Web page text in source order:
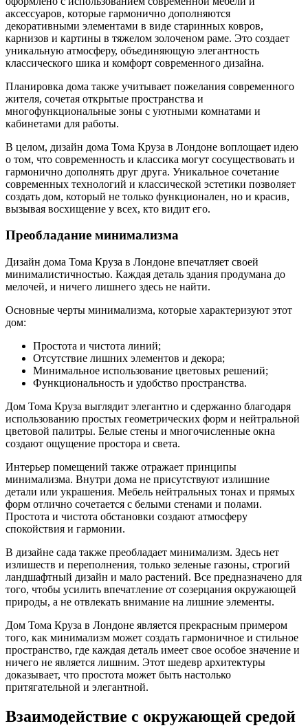
аксессуаров, которые гармонично дополняются
декоративными элементами в виде старинных ковров,
карнизов и картины в тяжелом золоченом раме. Это создает
уникальную атмосферу, объединяющую элегантность
классического шика и комфорт современного дизайна.
Планировка дома также учитывает пожелания современного
жителя, сочетая открытые пространства и
многофункциональные зоны с уютными комнатами и
кабинетами для работы.
В целом, дизайн дома Тома Круза в Лондоне воплощает идею
о том, что современность и классика могут сосуществовать и
гармонично дополнять друг друга. Уникальное сочетание
современных технологий и классической эстетики позволяет
создать дом, который не только функционален, но и красив,
вызывая восхищение у всех, кто видит его.
Преобладание минимализма
Дизайн дома Тома Круза в Лондоне впечатляет своей
минималистичностью. Каждая деталь здания продумана до
мелочей, и ничего лишнего здесь не найти.
Основные черты минимализма, которые характеризуют этот
дом:
Простота и чистота линий;
Отсутствие лишних элементов и декора;
Минимальное использование цветовых решений;
Функциональность и удобство пространства.
Дом Тома Круза выглядит элегантно и сдержанно благодаря
использованию простых геометрических форм и нейтральной
цветовой палитры. Белые стены и многочисленные окна
создают ощущение простора и света.
Интерьер помещений также отражает принципы
минимализма. Внутри дома не присутствуют излишние
детали или украшения. Мебель нейтральных тонах и прямых
форм отлично сочетается с белыми стенами и полами.
Простота и чистота обстановки создают атмосферу
спокойствия и гармонии.
В дизайне сада также преобладает минимализм. Здесь нет
излишеств и переполнения, только зеленые газоны, строгий
ландшафтный дизайн и мало растений. Все предназначено для
того, чтобы усилить впечатление от созерцания окружающей
природы, а не отвлекать внимание на лишние элементы.
Дом Тома Круза в Лондоне является прекрасным примером
того, как минимализм может создать гармоничное и стильное
пространство, где каждая деталь имеет свое особое значение и
ничего не является лишним. Этот шедевр архитектуры
доказывает, что простота может быть настолько
притягательной и элегантной.
Взаимодействие с окружающей средой